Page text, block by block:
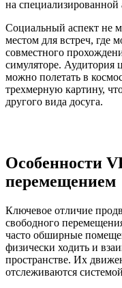
на специализированной
Социальный аспект не
местом для встреч, где
совместного
симуляторе. Аудитория
можно полетать в
трехмерную картину,
другого вида досуга.
Особенности
перемещением
Ключевое отличие
свободного
часто обширные
физически ходить и
пространстве. Их
отслеживаются